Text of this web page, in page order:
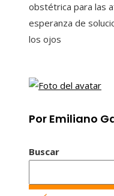
obstétrica para las
esperanza de
los ojos
Por Emiliano
Buscar